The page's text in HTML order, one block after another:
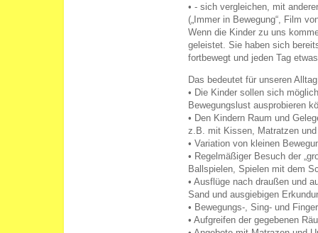
• - sich vergleichen, mit
(„Immer in Bewegung“, Film
Wenn die Kinder zu uns
geleistet. Sie haben sich
fortbewegt und jeden Tag
Das bedeutet für unseren
• Die Kinder sollen sich
Bewegungslust ausprobieren
• Den Kindern Raum und
z.B. mit Kissen, Matratzen
• Variation von kleinen
• Regelmäßiger Besuch der
Ballspielen, Spielen mit dem
• Ausflüge nach draußen und
Sand und ausgiebigen
• Bewegungs-, Sing- und
• Aufgreifen der gegebenen